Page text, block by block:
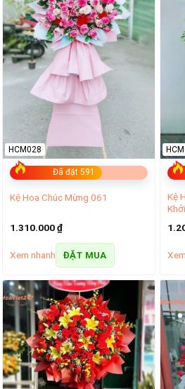
Đã đặt 591
HCM028
Kệ Hoa Chúc Mừng 061
1.310.000₫
Xem nhanh ĐẶT MUA
Kệ